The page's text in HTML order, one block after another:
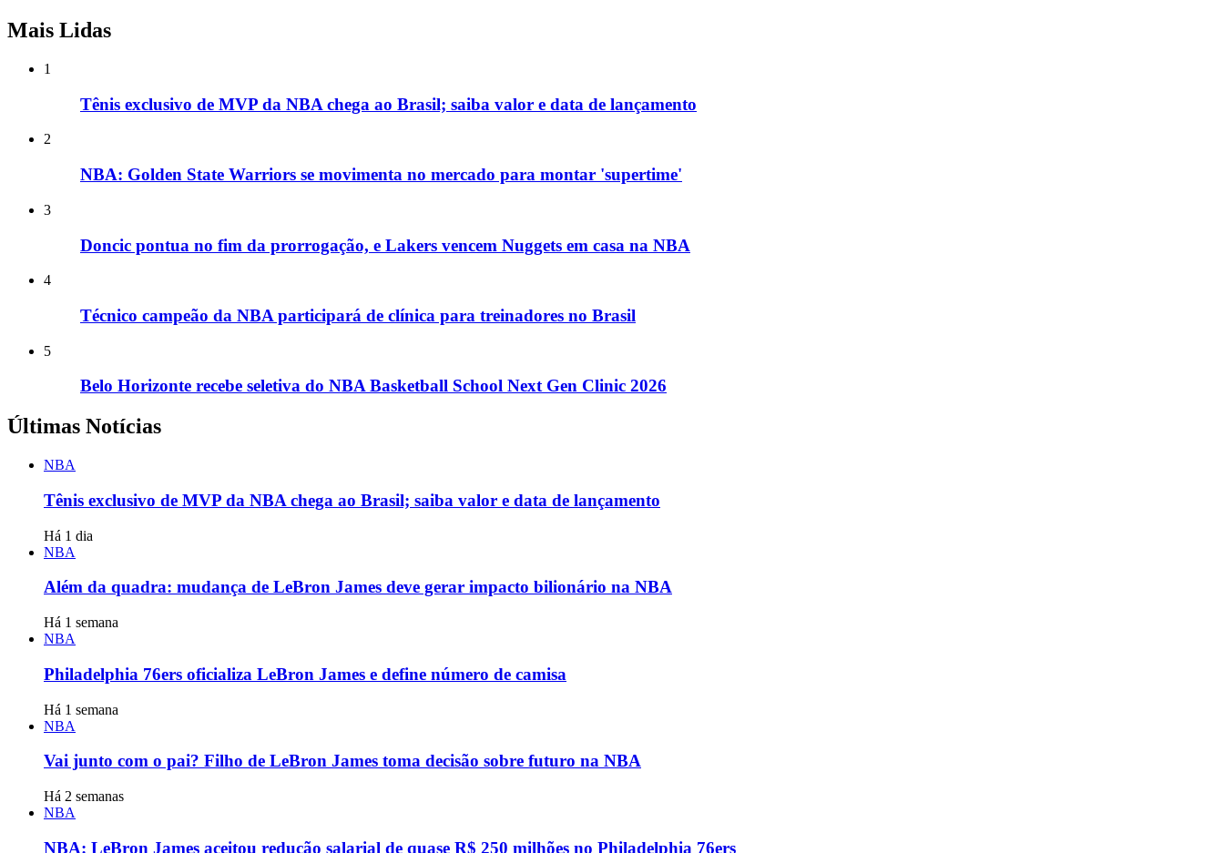
Mais Lidas
1
Tênis exclusivo de MVP da NBA chega ao Brasil; saiba valor e data de lançamento
2
NBA: Golden State Warriors se movimenta no mercado para montar 'supertime'
3
Doncic pontua no fim da prorrogação, e Lakers vencem Nuggets em casa na NBA
4
Técnico campeão da NBA participará de clínica para treinadores no Brasil
5
Belo Horizonte recebe seletiva do NBA Basketball School Next Gen Clinic 2026
Últimas Notícias
NBA
Tênis exclusivo de MVP da NBA chega ao Brasil; saiba valor e data de lançamento
Há 1 dia
NBA
Além da quadra: mudança de LeBron James deve gerar impacto bilionário na NBA
Há 1 semana
NBA
Philadelphia 76ers oficializa LeBron James e define número de camisa
Há 1 semana
NBA
Vai junto com o pai? Filho de LeBron James toma decisão sobre futuro na NBA
Há 2 semanas
NBA
NBA: LeBron James aceitou redução salarial de quase R$ 250 milhões no Philadelphia 76ers